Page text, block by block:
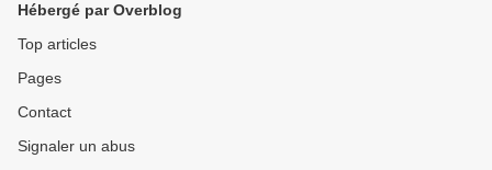
Venezuela
Hébergé par Overblog
Top articles
Pages
Contact
Signaler un abus